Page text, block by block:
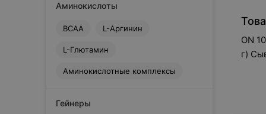
U
Ultimate Nutrition
Vpx
Биофон
Аминокислоты
BCAA L-Аргинин
L-Глютамин
Аминокислотные комплексы
Гейнеры
ON
г)